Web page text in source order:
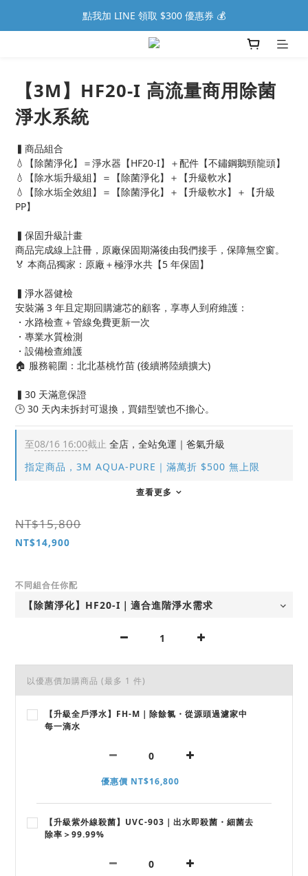
點我加 LINE 領取 $300 優惠券 💰
【3M】HF20-I 高流量商用除菌
淨水系統
▍商品組合
💧【除菌淨化】＝淨水器【HF20-I】＋配件【不鏽鋼鵝頸龍頭】
💧【除水垢升級組】＝【除菌淨化】＋【升級軟水】
💧【除水垢全效組】＝【除菌淨化】＋【升級軟水】＋【升級
PP】
▍保固升級計畫
商品完成線上註冊，原廠保固期滿後由我們接手，保障無空窗。
🏅 本商品獨家：原廠＋極淨水共【5 年保固】
▍淨水器健檢
安裝滿 3 年且定期回購濾芯的顧客，享專人到府維護：
・水路檢查＋管線免費更新一次
・專業水質檢測
・設備檢查維護
🏠 服務範圍：北北基桃竹苗 (後續將陸續擴大)
▍30 天滿意保證
🕒 30 天內未拆封可退換，買錯型號也不擔心。
至08/16 16:00截止 全店，全站免運｜爸氣升級
指定商品，3M AQUA-PURE｜滿萬折 $500 無上限
查看更多
NT$15,800
NT$14,900
不同組合任你配
以優惠價加購商品 (最多 1 件)
【升級全戶淨水】FH-M｜除餘氯・從源頭過濾家中
每一滴水
優惠價 NT$16,800
【升級紫外線殺菌】UVC-903｜出水即殺菌・細菌去
除率＞99.99%